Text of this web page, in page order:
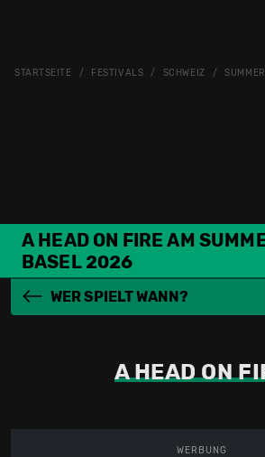
STARTSEITE FESTIVALS SCHWEIZ
A HEAD ON FIRE AM
BASEL 2026
WER SPIELT WANN?
A HEAD ON
WERBUNG